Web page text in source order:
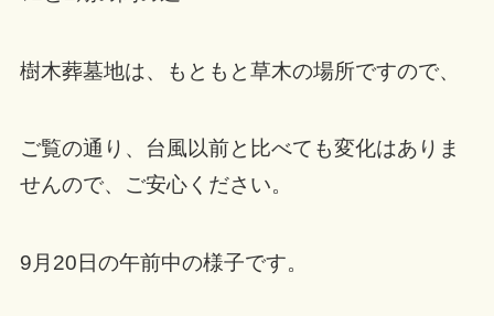
樹木葬墓地は、もともと草木の場所ですので、
ご覧の通り、台風以前と比べても変化はありま
せんので、ご安心ください。
9月20日の午前中の様子です。